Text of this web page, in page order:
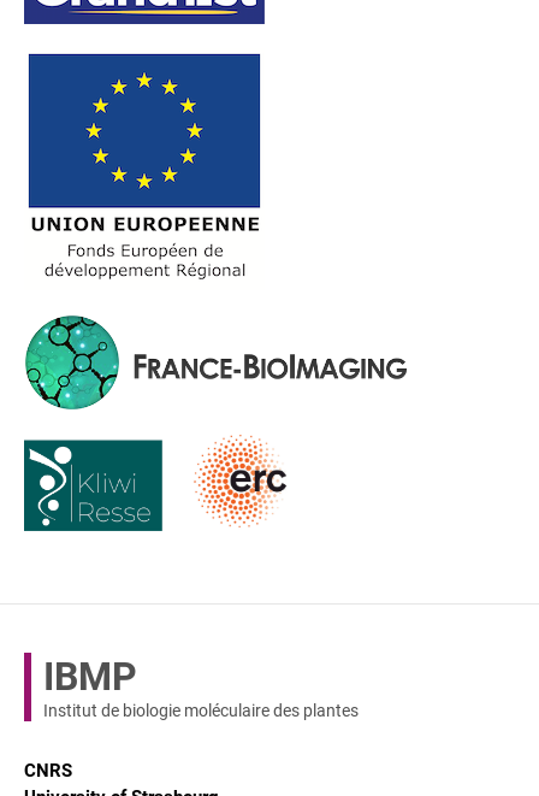
IBMP
Institut de biologie moléculaire des plantes
CNRS